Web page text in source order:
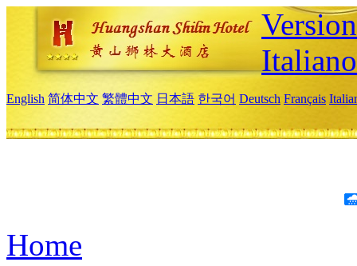
Italiano
English 简体中文 繁體中文 日本語 한국어 Deutsch Français
Home